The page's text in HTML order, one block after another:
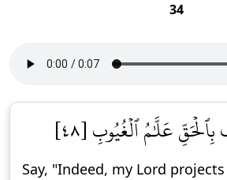
34
عَلَّٰمُ ٱلۡغُيُوبِ [٤٨]
Say, "Indeed, my Lord